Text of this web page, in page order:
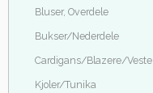
Bluser, Overdele
Bukser/Nederdele
Cardigans/Blazere/Veste
Kjoler/Tunika